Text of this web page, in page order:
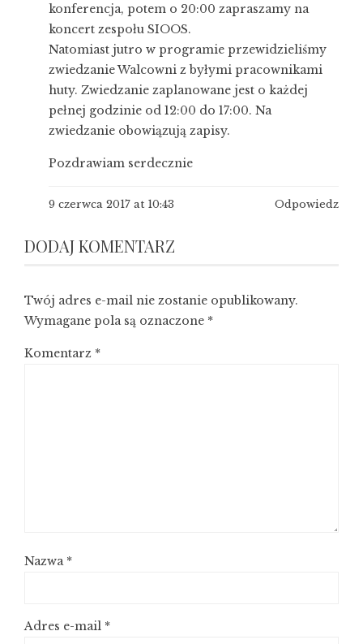
konferencja, potem o 20:00 zapraszamy na
koncert zespołu SIOOS.
Natomiast jutro w programie przewidzieliśmy
zwiedzanie Walcowni z byłymi pracownikami
huty. Zwiedzanie zaplanowane jest o każdej
pełnej godzinie od 12:00 do 17:00. Na
zwiedzanie obowiązują zapisy.
Pozdrawiam serdecznie
9 czerwca 2017 at 10:43 Odpowiedz
DODAJ KOMENTARZ
Twój adres e-mail nie zostanie opublikowany.
Wymagane pola są oznaczone *
Komentarz *
Nazwa *
Adres e-mail *